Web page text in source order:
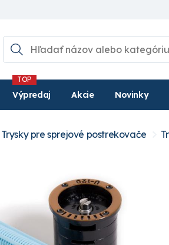
Výpredaj Akcie Novinky
Trysky pre sprejové postrekovače